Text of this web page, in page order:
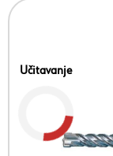
Učitavanje